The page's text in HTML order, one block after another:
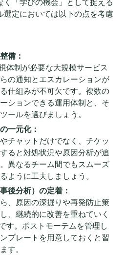
く「学びの機会」として捉える
選定においては以下の点を考慮
備：
体制が必要な大規模サービス
の通知とエスカレーションが
仕組みが不可欠です。複数の
ションできる運用体制と、そ
ールを選びましょう。
一元化：
チャットだけでなく、チケッ
ると対処状況や原因分析が追
異なるチーム間でもスムーズ
ように工夫しましょう。
後分析）の定着：
、原因の深掘りや再発防止策
、継続的に改善を重ねていく
す。ポストモーテムを管理し
プレートを用意しておくと習
す。